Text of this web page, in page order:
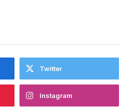
Twitter
Instagram